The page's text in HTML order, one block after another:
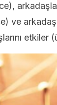
ve
etkiler